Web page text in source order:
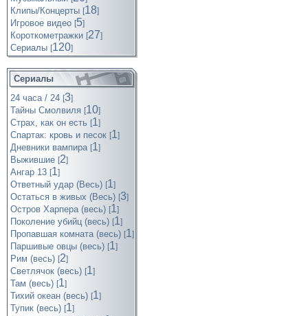
Клипы/Концерты [18]
Игровое видео [5]
Короткометражки [27]
Cериалы [120]
Сериалы
24 часа / 24 [3]
Тайны Смолвиля [10]
Страх, как он есть [1]
Спартак: кровь и песок [1]
Дневники вампира [1]
Выжившие [2]
Ангар 13 [1]
Ответный удар (Весь) [1]
Остаться в живых (Весь) [3]
Остров Харпера (весь) [1]
Поколение убийц (весь) [1]
Пропавшая комната (весь) [1]
Паршивые овцы (весь) [1]
Рим (весь) [2]
Светлячок (весь) [1]
Там (весь) [1]
Тихий океан (весь) [1]
Тупик (весь) [1]